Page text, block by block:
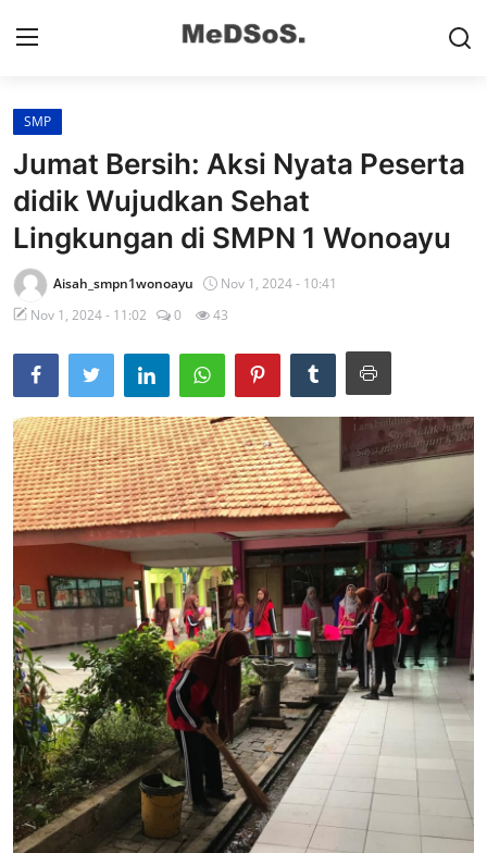
Home
Contact
SMP
SD
Video SD
Galeri Dispendikbud Sidoarjo
Gallery
Lainnya
SMP
Jumat Bersih: Aksi Nyata Peserta
didik Wujudkan Sehat
Lingkungan di SMPN 1 Wonoayu
Aisah_smpn1wonoayu
Nov 1, 2024 - 10:41
Nov 1, 2024 - 11:02
0 43